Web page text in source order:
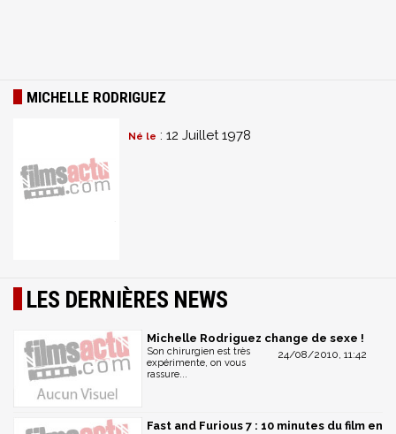
MICHELLE RODRIGUEZ
Né le : 12 Juillet 1978
LES DERNIÈRES NEWS
Michelle Rodriguez change de sexe !
24/08/2010, 11:42
Son chirurgien est très
expérimente, on vous
rassure...
Fast and Furious 7 : 10 minutes du film en